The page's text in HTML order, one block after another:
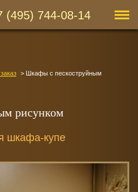
(495) 744-08-14
Шкафы с пескоструйным
рисунком
шкафа-купе